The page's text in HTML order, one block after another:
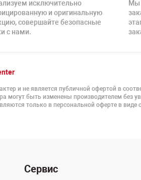
исключительно
и оригинальную
совершайте безопасные
с нами.
Мы
и не является публичной офертой в
могут быть изменены производителем без
только в персональной оферте в виде
Сервис